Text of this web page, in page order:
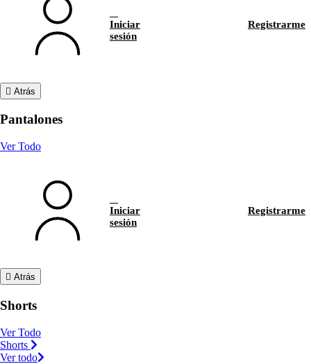
Iniciar
sesión
Registrarme
Atrás
Pantalones
Ver Todo
Iniciar
sesión
Registrarme
Atrás
Shorts
Ver Todo
Shorts
Ver todo